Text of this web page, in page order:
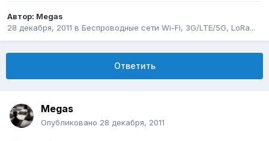
Автор: Megas
28 декабря, 2011 в Беспроводные сети Wi-Fi, 3G/LTE/5G, LoRa...
Ответить
Megas
Опубликовано 28 декабря, 2011